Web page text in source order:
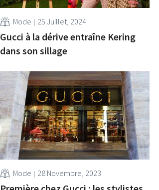
Mode 25 Juillet, 2024
Gucci à la dérive entraîne Kering
dans son sillage
Mode 28 Novembre, 2023